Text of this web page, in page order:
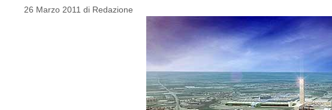
26 Marzo 2011 di Redazione